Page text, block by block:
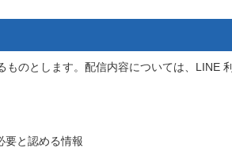
のとします。配信内容については、LINE 利
要と認める情報